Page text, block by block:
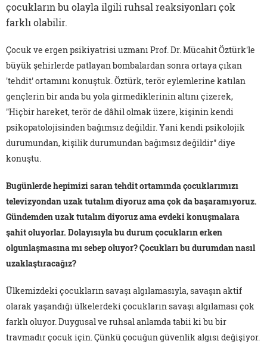
çocukların bu olayla ilgili ruhsal reaksiyonları çok
farklı olabilir.
Çocuk ve ergen psikiyatrisi uzmanı Prof. Dr. Mücahit Öztürk'le
büyük şehirlerde patlayan bombalardan sonra ortaya çıkan
'tehdit' ortamını konuştuk. Öztürk, terör eylemlerine katılan
gençlerin bir anda bu yola girmediklerinin altını çizerek,
"Hiçbir hareket, terör de dâhil olmak üzere, kişinin kendi
psikopatolojisinden bağımsız değildir. Yani kendi psikolojik
durumundan, kişilik durumundan bağımsız değildir" diye
konuştu.
Bugünlerde hepimizi saran tehdit ortamında çocuklarımızı
televizyondan uzak tutalım diyoruz ama çok da başaramıyoruz.
Gündemden uzak tutalım diyoruz ama evdeki konuşmalara
şahit oluyorlar. Dolayısıyla bu durum çocukların erken
olgunlaşmasına mı sebep oluyor? Çocukları bu durumdan nasıl
uzaklaştıracağız?
Ülkemizdeki çocukların savaşı algılamasıyla, savaşın aktif
olarak yaşandığı ülkelerdeki çocukların savaşı algılaması çok
farklı oluyor. Duygusal ve ruhsal anlamda tabii ki bu bir
travmadır çocuk için. Çünkü çocuğun güvenlik algısı değişiyor.